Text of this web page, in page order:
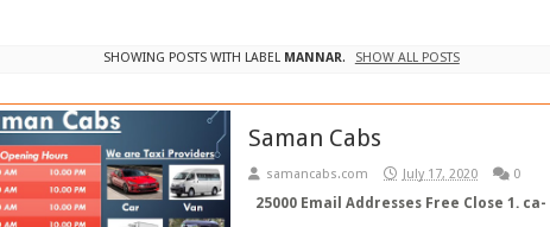
SHOWING POSTS WITH LABEL MANNAR. SHOW ALL POSTS
Saman Cabs
samancabs.com July 17, 2020 0
25000 Email Addresses Free Close 1. ca-